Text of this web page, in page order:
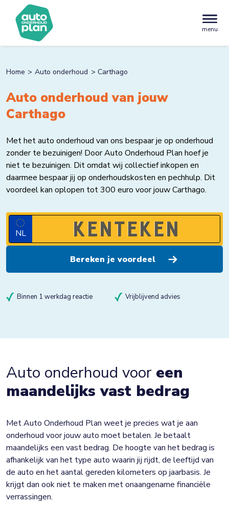
menu
Home Auto onderhoud Carthago
Auto onderhoud van jouw
Carthago
Met het auto onderhoud van ons bespaar je op onderhoud
zonder te bezuinigen! Door Auto Onderhoud Plan hoef je
niet te bezuinigen. Dit omdat wij collectief inkopen en
daarmee bespaar jij op onderhoudskosten en pechhulp. Dit
voordeel kan oplopen tot 300 euro voor jouw Carthago.
NL
Binnen 1 werkdag reactie Vrijblijvend advies
Auto onderhoud voor een
maandelijks vast bedrag
Met Auto Onderhoud Plan weet je precies wat je aan
onderhoud voor jouw auto moet betalen. Je betaalt
maandelijks een vast bedrag. De hoogte van het bedrag is
afhankelijk van het type auto waarin jij rijdt, de leeftijd van
de auto en het aantal gereden kilometers op jaarbasis. Je
krijgt dan ook niet te maken met onaangename financiële
verrassingen.